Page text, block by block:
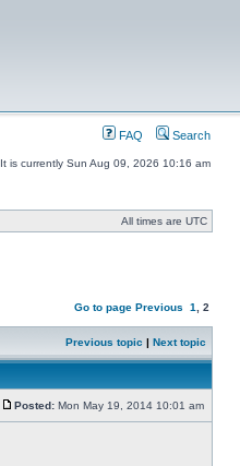
FAQ Search
It is currently Sun Aug 09, 2026 10:16 am
All times are UTC
Go to page Previous 1 2
Previous topic | Next topic
Posted: Mon May 19, 2014 10:01 am